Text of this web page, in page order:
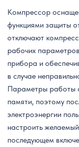
Компрессор
функциями защиты
отключают
рабочих
прибора и
в случае
Параметры работы
памяти, поэтому
электроэнергии
настроить
последующем